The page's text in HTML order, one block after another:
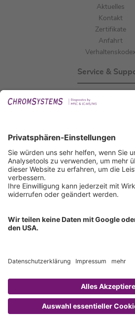
Aktuelles
Kontakt
Zertifikate
Anfahrt
Service &
IFU anfordern
ISO 9001